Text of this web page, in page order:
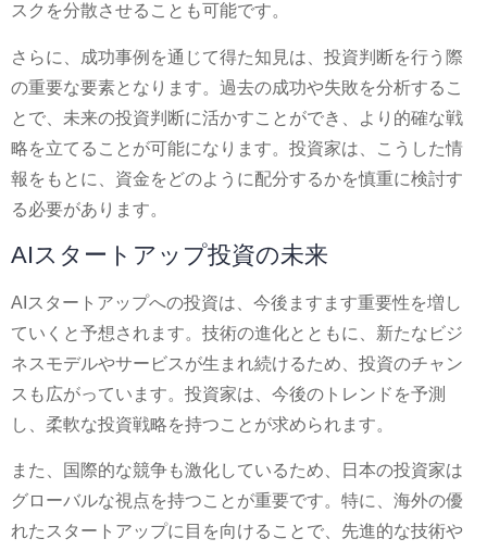
スクを分散させることも可能です。
さらに、成功事例を通じて得た知見は、投資判断を行う際
の重要な要素となります。過去の成功や失敗を分析するこ
とで、未来の投資判断に活かすことができ、より的確な戦
略を立てることが可能になります。投資家は、こうした情
報をもとに、資金をどのように配分するかを慎重に検討す
る必要があります。
AIスタートアップ投資の未来
AIスタートアップへの投資は、今後ますます重要性を増し
ていくと予想されます。技術の進化とともに、新たなビジ
ネスモデルやサービスが生まれ続けるため、投資のチャン
スも広がっています。投資家は、今後のトレンドを予測
し、柔軟な投資戦略を持つことが求められます。
また、国際的な競争も激化しているため、日本の投資家は
グローバルな視点を持つことが重要です。特に、海外の優
れたスタートアップに目を向けることで、先進的な技術や